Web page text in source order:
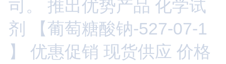
司。 推出优势产品 化学试
剂 【葡萄糖酸钠-527-07-1
】 优惠促销 现货供应 价格